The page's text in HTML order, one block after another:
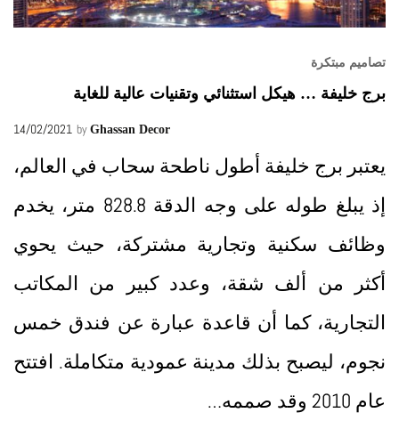
تصاميم مبتكرة
برج خليفة … هيكل استثنائي وتقنيات عالية للغاية
14/02/2021 by Ghassan Decor
يعتبر برج خليفة أطول ناطحة سحاب في العالم،
إذ يبلغ طوله على وجه الدقة 828.8 متر، يخدم
وظائف سكنية وتجارية مشتركة، حيث يحوي
أكثر من ألف شقة، وعدد كبير من المكاتب
التجارية، كما أن قاعدة عبارة عن فندق خمس
نجوم، ليصبح بذلك مدينة عمودية متكاملة. افتتح
عام 2010 وقد صممه…